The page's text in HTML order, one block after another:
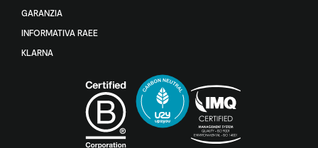
GARANZIA
INFORMATIVA RAEE
KLARNA